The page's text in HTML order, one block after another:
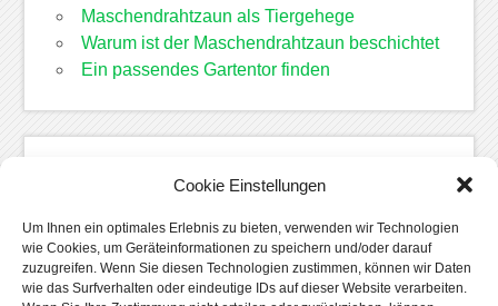
Cookie Einstellungen
Um Ihnen ein optimales Erlebnis zu bieten, verwenden wir Technologien
wie Cookies, um Geräteinformationen zu speichern und/oder darauf
zuzugreifen. Wenn Sie diesen Technologien zustimmen, können wir Daten
wie das Surfverhalten oder eindeutige IDs auf dieser Website verarbeiten.
Maschendrahtzaun als Tiergehege
Warum ist der Maschendrahtzaun beschichtet
Ein passendes Gartentor finden
Allgemein
Bauen
Einrichtung
Garten